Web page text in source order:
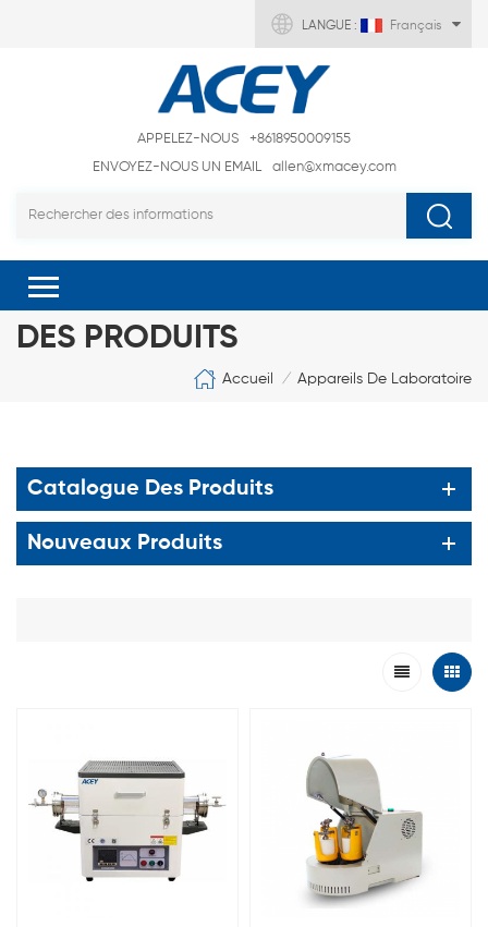
LANGUE : Français
APPELEZ-NOUS
+8618950009155
ENVOYEZ-NOUS UN EMAIL
allen@xmacey.com
DES PRODUITS
Accueil / Appareils De Laboratoire
Catalogue Des Produits
Nouveaux Produits